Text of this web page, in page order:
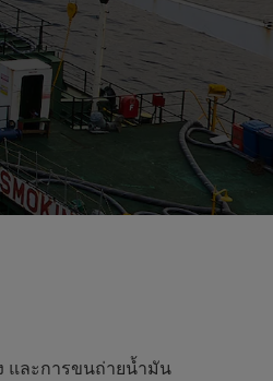
และการขนถ่ายน้ำมัน